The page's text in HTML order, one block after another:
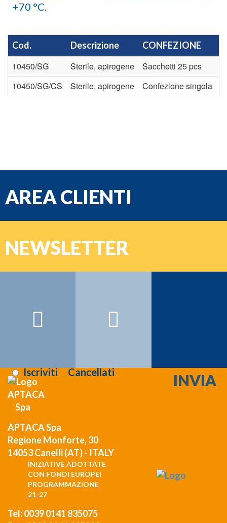
+70 °C.
Cod. Descrizione CONFEZIONE
10450/SG Sterile, apirogene
Sacchetti 25 pcs
10450/SG/CS
Sterile, apirogene Confezione singola
AREA CLIENTI
NEWSLETTER
IscrivitiCancellati
APTACA Spa
Regione Monforte, 30
14053 Canelli (AT) - ITALY
INIZIATIVE ADOTTATE
CON FONDI EUROPEI
PROGRAMMAZIONE
21-27
Tel: 0039 0141 835075